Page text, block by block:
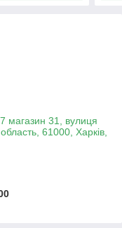
магазин 31, вулиця
61000, Харків,